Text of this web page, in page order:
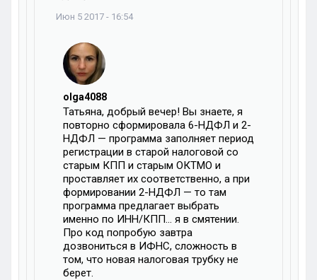
Июн 5 2017 - 16:54
olga4088
Татьяна, добрый вечер! Вы знаете, я
повторно сформировала 6-НДФЛ и 2-
НДФЛ — программа заполняет период
регистрации в старой налоговой со
старым КПП и старым ОКТМО и
проставляет их соответственно, а при
формировании 2-НДФЛ — то там
программа предлагает выбрать
именно по ИНН/КПП… я в смятении.
Про код попробую завтра
дозвониться в ИФНС, сложность в
том, что новая налоговая трубку не
берет.